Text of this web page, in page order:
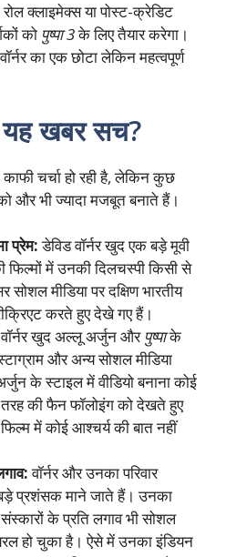
रोल क्लाइमेक्स या पोस्ट-क्रेडिट
को पुष्पा 3के लिए तैयार करेगा।
का एक छोटा लेकिन महत्वपूर्ण
यह खबर सच?
चर्चा हो रही है, लेकिन कुछ
और भी ज्यादा मजबूत बनाते हैं।
प्रेम:डेविड वॉर्नर खुद एक बड़े मूवी
में उनकी दिलचस्पी किसी से
सोशल मीडिया पर दक्षिण भारतीय
करते हुए देखे गए हैं।
वॉर्नर खुद अल्लू अर्जुन और पुष्पाके
और अन्य सोशल मीडिया
के स्टाइल में वीडियो बनाना कोई
की फैन फॉलोइंग को देखते हुए
में कोई आश्चर्य की बात नहीं
वॉर्नर और उनका परिवार
प्रशंसक माने जाते हैं। उनका
संस्कारों के प्रति लगाव भी सोशल
हो चुका है। ऐसे में उनका इंडियन